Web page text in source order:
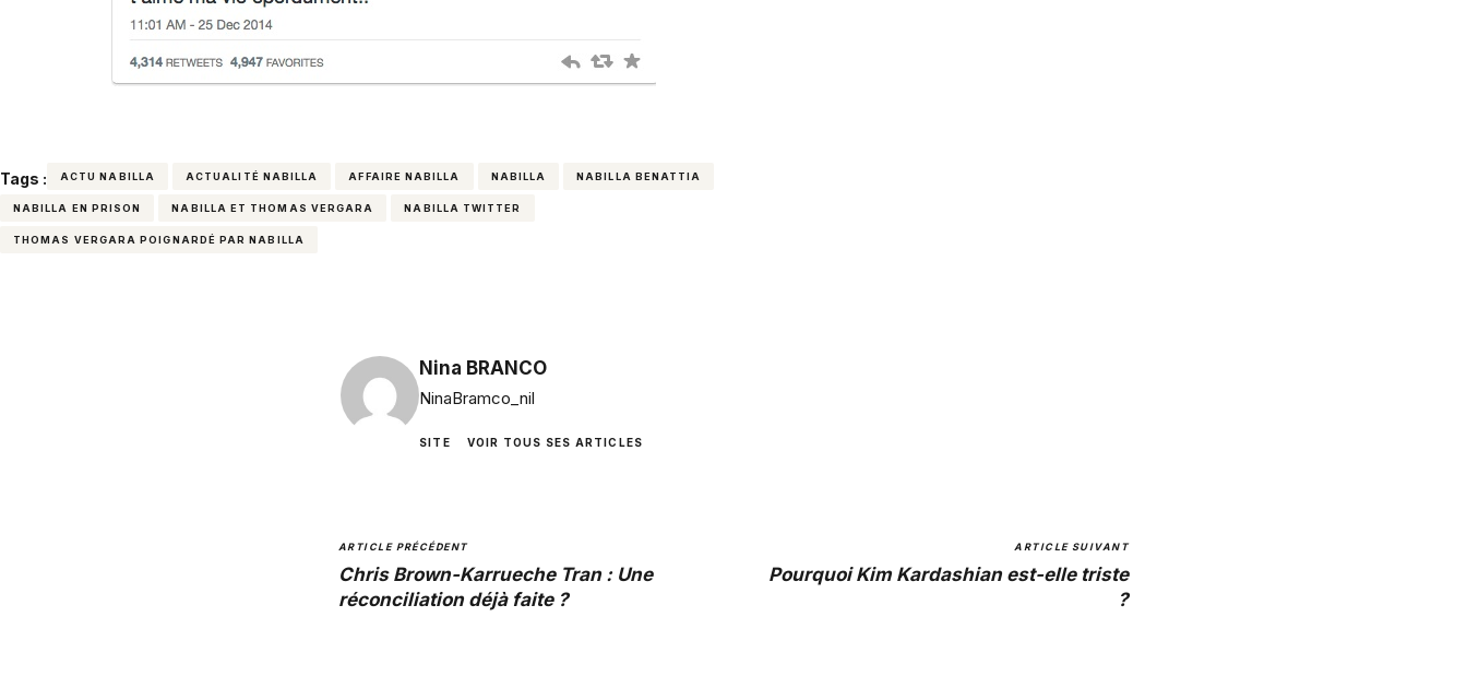
Tags : ACTU NABILLA ACTUALITÉ NABILLA AFFAIRE NABILLA NABILLA NABILLA BENATTIA
NABILLA EN PRISON NABILLA ET THOMAS VERGARA NABILLA TWITTER
THOMAS VERGARA POIGNARDÉ PAR NABILLA
Nina BRANCO
NinaBramco_nil
SITE VOIR TOUS SES ARTICLES
ARTICLE PRÉCÉDENT
Chris Brown-Karrueche Tran : Une
réconciliation déjà faite ?
ARTICLE SUIVANT
Pourquoi Kim Kardashian est-elle triste
?